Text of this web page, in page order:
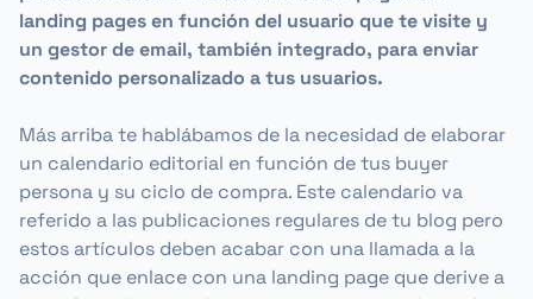
landing pages en función del usuario que te visite y
un gestor de email, también integrado, para enviar
contenido personalizado a tus usuarios.
Más arriba te hablábamos de la necesidad de elaborar
un calendario editorial en función de tus buyer
persona y su ciclo de compra. Este calendario va
referido a las publicaciones regulares de tu blog pero
estos artículos deben acabar con una llamada a la
acción que enlace con una landing page que derive a